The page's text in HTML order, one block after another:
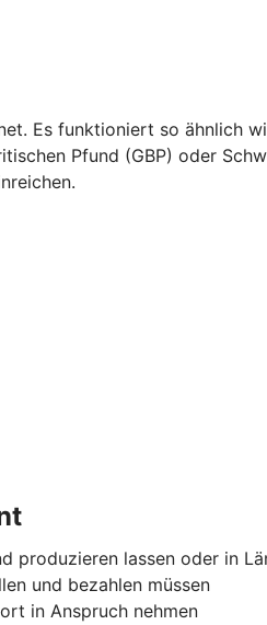
Es funktioniert so ähnlich
Pfund (GBP) oder
produzieren lassen oder in
und bezahlen müssen
in Anspruch nehmen